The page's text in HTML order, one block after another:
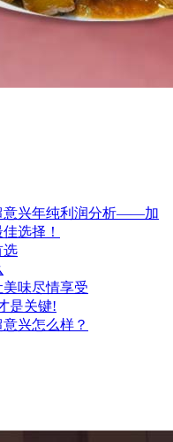
意兴年纯利润分析——加
选择！
选
味尽情享受
是关键!
兴怎么样？